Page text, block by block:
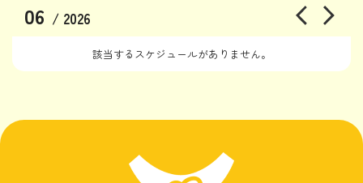
06 / 2026
該当するスケジュールがありません。